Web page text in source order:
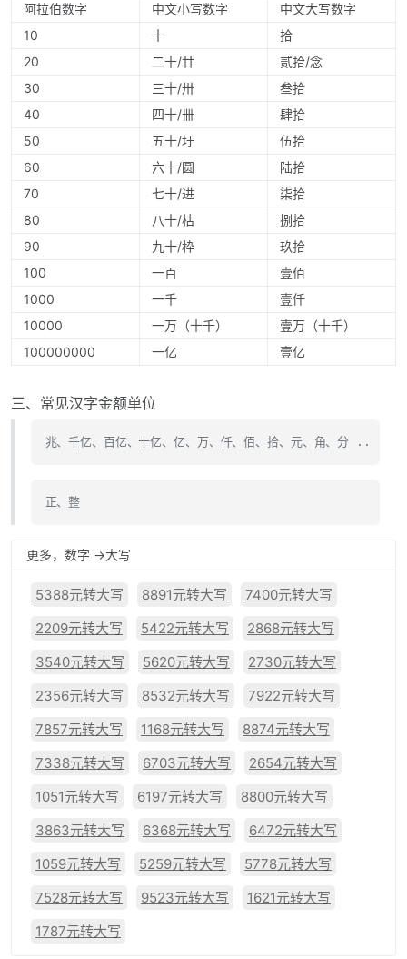
阿拉伯数字 中文小写数字
中文大写数字
10
十
拾
20
二十/廿
贰拾/念
30
三十/卅
叁拾
40
四十/卌
肆拾
50
五十/圩
伍拾
60
六十/圆
陆拾
70
七十/进
柒拾
80
八十/枯
捌拾
90
九十/枠
玖拾
100
一百
壹佰
1000
一千
壹仟
10000
一万（十千）
壹万（十千）
100000000
一亿 壹亿
三、常见汉字金额单位
兆、千亿、百亿、十亿、亿、万、仟、佰、拾、元、角、分 ..
正、整
更多，数字 ->大写
5388元转大写 8891元转大写
7400元转大写
2209元转大写
5422元转大写
2868元转大写
3540元转大写
5620元转大写
2730元转大写
2356元转大写
8532元转大写
7922元转大写
7857元转大写
1168元转大写
8874元转大写
7338元转大写
6703元转大写
2654元转大写
1051元转大写
6197元转大写
8800元转大写
3863元转大写
6368元转大写
6472元转大写
1059元转大写
5259元转大写
5778元转大写
7528元转大写
9523元转大写
1621元转大写
1787元转大写